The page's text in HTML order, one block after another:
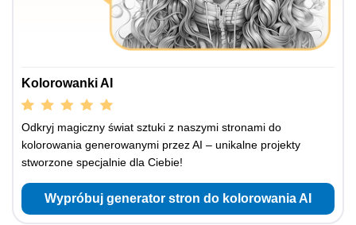
Kolorowanki AI
Odkryj magiczny świat sztuki z naszymi stronami do
kolorowania generowanymi przez AI – unikalne projekty
stworzone specjalnie dla Ciebie!
Wypróbuj generator stron do kolorowania AI